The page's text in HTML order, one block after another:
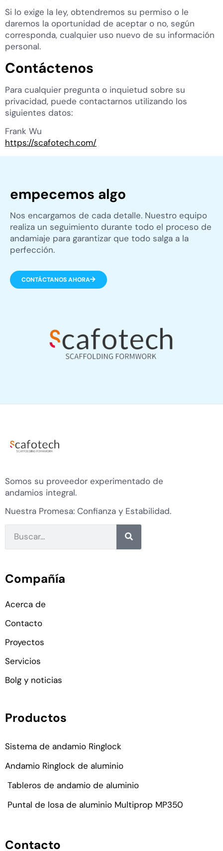
Si lo exige la ley, obtendremos su permiso o le
daremos la oportunidad de aceptar o no, según
corresponda, cualquier uso nuevo de su información
personal.
Contáctenos
Para cualquier pregunta o inquietud sobre su
privacidad, puede contactarnos utilizando los
siguientes datos:
Frank Wu
https://scafotech.com/
empecemos algo
Nos encargamos de cada detalle. Nuestro equipo
realiza un seguimiento durante todo el proceso de
andamiaje para garantizar que todo salga a la
perfección.
CONTÁCTANOS AHORA
Somos su proveedor experimentado de
andamios integral.
Nuestra Promesa: Confianza y Estabilidad.
Compañía
Acerca de
Contacto
Proyectos
Servicios
Bolg y noticias
Productos
Sistema de andamio Ringlock
Andamio Ringlock de aluminio
Tableros de andamio de aluminio
Puntal de losa de aluminio Multiprop MP350
Contacto